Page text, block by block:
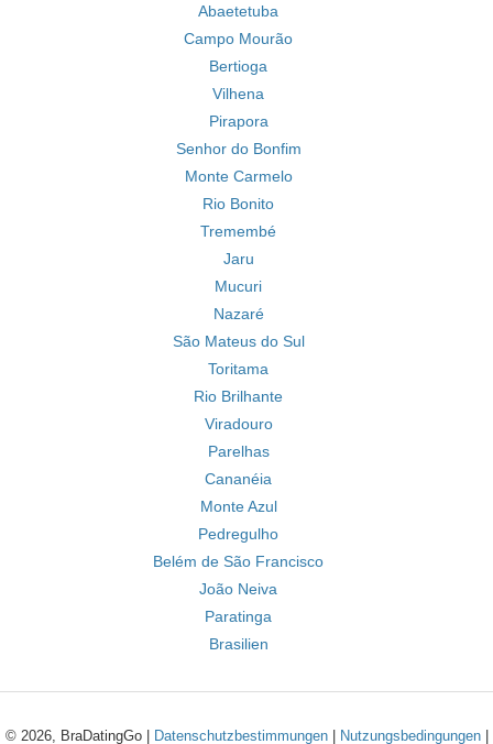
Abaetetuba
Campo Mourão
Bertioga
Vilhena
Pirapora
Senhor do Bonfim
Monte Carmelo
Rio Bonito
Tremembé
Jaru
Mucuri
Nazaré
São Mateus do Sul
Toritama
Rio Brilhante
Viradouro
Parelhas
Cananéia
Monte Azul
Pedregulho
Belém de São Francisco
João Neiva
Paratinga
Brasilien
© 2026, BraDatingGo | Datenschutzbestimmungen| Nutzungsbedingungen|